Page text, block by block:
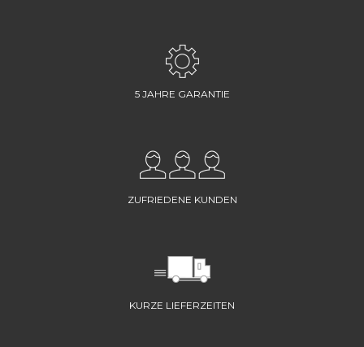
5 JAHRE GARANTIE
ZUFRIEDENE KUNDEN
KURZE LIEFERZEITEN